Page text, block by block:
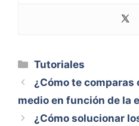
Categorías
Tutoriales
¿Cómo te
medio en función de la
¿Cómo solucionar